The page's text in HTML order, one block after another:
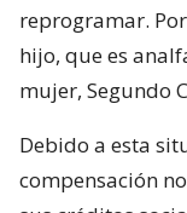
reprogramar.
hijo, que es
mujer, Segundo
Debido a esta
compensación